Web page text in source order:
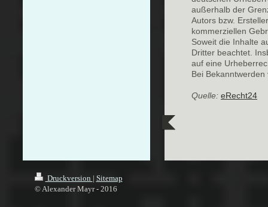
außerhalb der
Autors bzw.
kommerziellen
Soweit die Inhalte
Dritter beachtet.
auf eine
Bei
Quelle: eRecht24
Druckversion | Sitemap
© Alexander Mayr - 2016